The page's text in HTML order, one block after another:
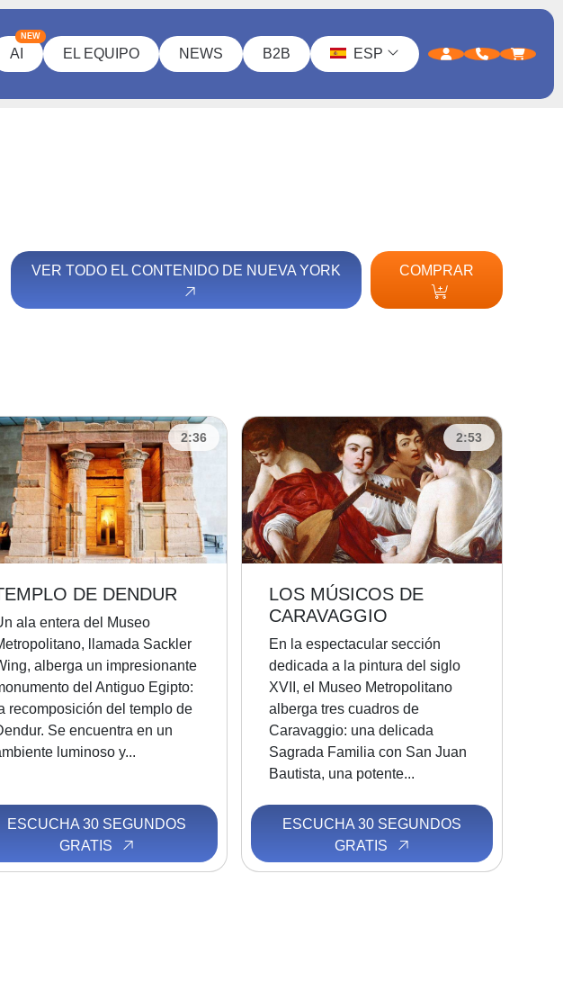
AI
NEW
EL EQUIPO NEWS B2B ESP
VER TODO EL CONTENIDO DE NUEVA YORK COMPRAR
2:36
DE DENDUR
ala entera del Museo
llamada Sackler
alberga un impresionante
del Antiguo Egipto:
recomposición del templo de
Se encuentra en un
luminoso y...
ESCUCHA 30 SEGUNDOS
GRATIS
2:53
LOS MÚSICOS DE
CARAVAGGIO
En la espectacular sección
dedicada a la pintura del siglo
XVII, el Museo Metropolitano
alberga tres cuadros de
Caravaggio: una delicada
Sagrada Familia con San Juan
Bautista, una potente...
ESCUCHA 30 SEGUNDOS
GRATIS